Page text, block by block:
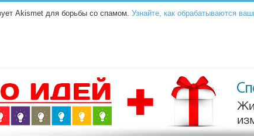
Akismet для борьбы со спамом. Узнайте, как обрабатываются